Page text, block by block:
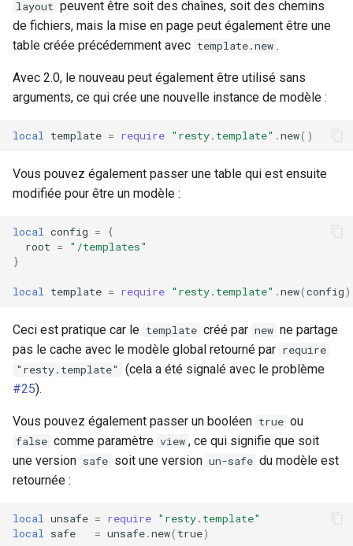
layout peuvent être soit des chaînes, soit des chemins
de fichiers, mais la mise en page peut également être une
table créée précédemment avec template.new .
Avec 2.0, le nouveau peut également être utilisé sans
arguments, ce qui crée une nouvelle instance de modèle :
local template = require "resty.template" .new()
Vous pouvez également passer une table qui est ensuite
modifiée pour être un modèle :
local config =
{
root =
"/templates"
}
local template = require "resty.template" .new(config)
Ceci est pratique car le template créé par new ne partage
pas le cache avec le modèle global retourné par require
"resty.template"
(cela a été signalé avec le problème
#25).
Vous pouvez également passer un booléen true ou
false comme paramètre view , ce qui signifie que soit
une version safe soit une version un-safe du modèle est
retournée :
local unsafe = require "resty.template"
local
safe = unsafe.new( true)